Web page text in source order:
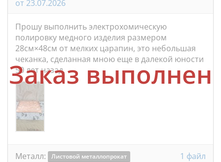
Заказ выполнен
от 23.07.2026
Прошу выполнить электрохомическую
полировку медного изделия размером
28см×48см от мелких царапин, это небольшая
чеканка, сделанная мною еще в далекой юности
50 лет назад.
1 файл
Металл: Листовой металлопрокат